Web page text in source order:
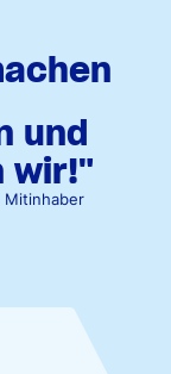
und
wir!"
Mitinhaber